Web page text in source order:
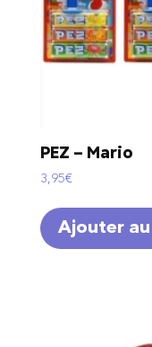
PEZ – Mario
3,95€
Ajouter